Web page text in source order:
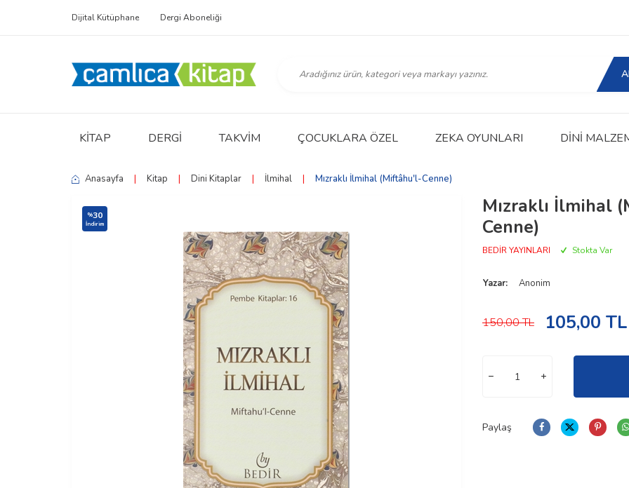
Dijital Kütüphane Dergi Aboneliği
KITAP DERGI TAKVIM ÇOCUKLARA ÖZEL ZEKA OYUNLARI DINI
Anasayfa | Kitap | Dini Kitaplar | İlmihal | Mızraklı İlmihal (Miftâhu'l-Cenne)
%30
İndirim
Mızraklı İlmihal
Cenne)
BEDİR YAYINLARI Stokta Var
Yazar: Anonim
150,00TL 105,00 TL
Paylaş